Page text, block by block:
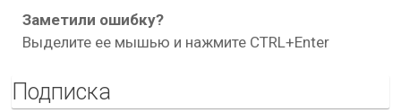
Заметили ошибку?
Выделите ее мышью и нажмите CTRL+Enter
Подписка